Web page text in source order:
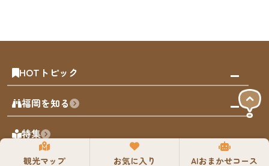
観光マップ お気に入り AIおまかせコース
HOTトピック
みんなの旅行記
天神エリア
博多旧市街
福岡城
福岡を知る
福岡の見どころ
福岡の魅力
特集